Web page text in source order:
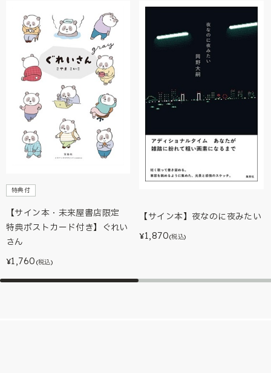
特典付
【サイン本・未来屋書店限定
特典ポストカード付き】ぐれい
さん
¥1,760 (税込)
【サイン本】夜なのに夜みたい
¥1,870(税込)